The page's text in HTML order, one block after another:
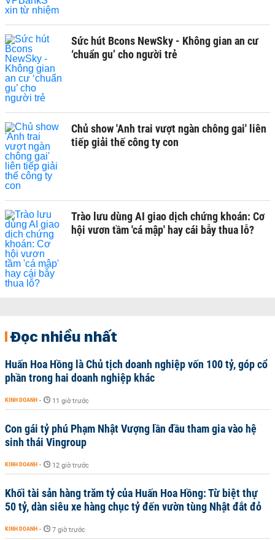
Sức hút Bcons NewSky - Không gian an cư
‘chuẩn gu’ cho người trẻ
Chủ show 'Anh trai vượt ngàn chông gai' liên
tiếp giải thế công ty con
Trào lưu dùng AI giao dịch chứng khoán: Cơ
hội vươn tầm 'cá mập' hay cái bẫy thua lỗ?
Đọc nhiều nhất
Huấn Hoa Hồng là Chủ tịch doanh nghiệp vốn 100 tỷ, góp cổ
phần trong hai doanh nghiệp khác
KINH DOANH - 11 giờ trước
Con gái tỷ phú Phạm Nhật Vượng lần đầu tham gia vào hệ
sinh thái Vingroup
KINH DOANH - 12 giờ trước
Khối tài sản hàng trăm tỷ của Huấn Hoa Hồng: Từ biệt thự
50 tỷ, dàn siêu xe hàng chục tỷ đến vườn tùng Nhật đắt đỏ
KINH DOANH - 7 giờ trước